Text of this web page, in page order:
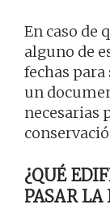
En caso de
alguno de
fechas
un
necesarias
¿QUÉ
PASAR LA